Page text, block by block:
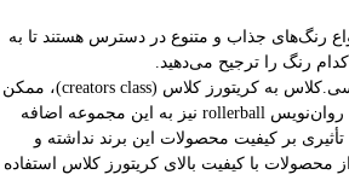
رنگ‌های جذاب و متنوع در دسترس هستند تا به
رنگ را ترجیح می‌دهید.
با توجه به تغییر نام برند از سی.کلاس به کریتورز کلاس (creators class)، ممکن
است محصولات جدیدی مثل روان‌نویس rollerball نیز به این مجموعه اضافه
تأثیری بر کیفیت محصولات این برند نداشته و
محصولات با کیفیت بالای کریتورز کلاس استفاده